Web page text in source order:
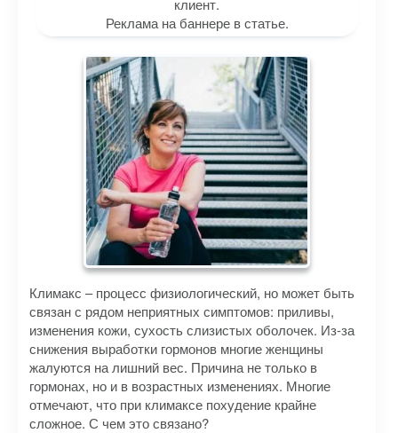
клиент.
Реклама на баннере в статье.
Климакс – процесс физиологический, но может быть
связан с рядом неприятных симптомов: приливы,
изменения кожи, сухость слизистых оболочек. Из-за
снижения выработки гормонов многие женщины
жалуются на лишний вес. Причина не только в
гормонах, но и в возрастных изменениях. Многие
отмечают, что при климаксе похудение крайне
сложное. С чем это связано?